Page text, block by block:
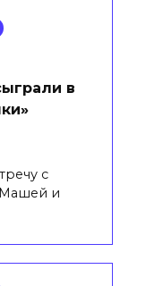
в
с
и